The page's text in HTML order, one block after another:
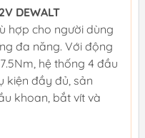
DEWALT
hợp cho người dùng
đa năng. Với động
hệ thống 4 đầu
kiện đầy đủ, sản
khoan, bắt vít và